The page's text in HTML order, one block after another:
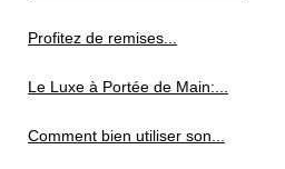
Profitez de remises...
Le Luxe à Portée de Main:...
Comment bien utiliser son...